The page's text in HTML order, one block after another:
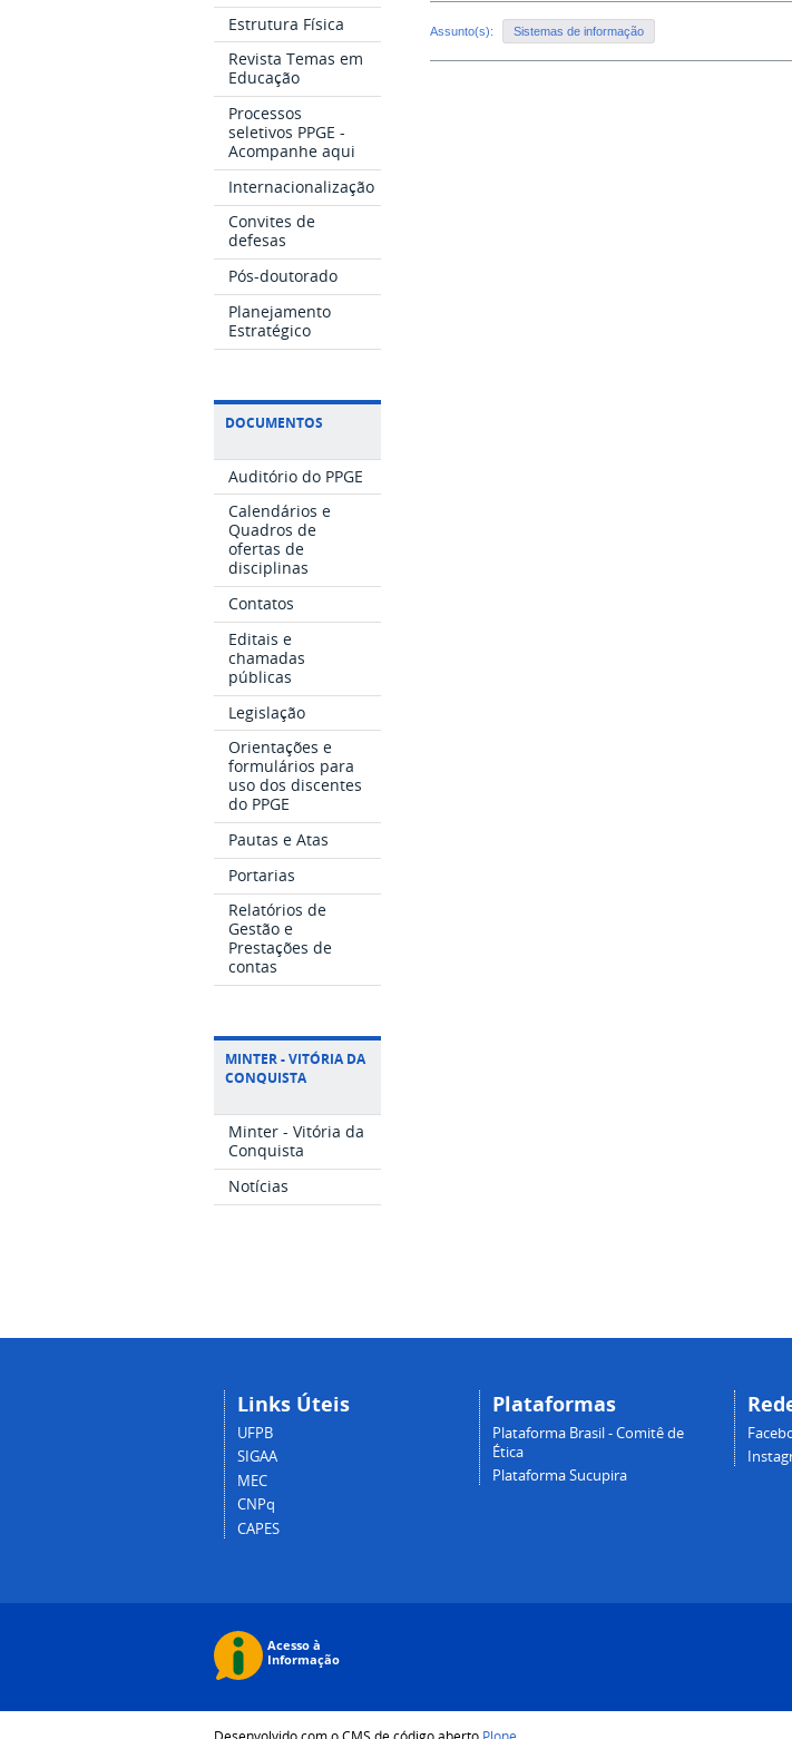
Estrutura Física
Revista Temas em
Educação
Processos
seletivos PPGE -
Acompanhe aqui
Internacionalização
Convites de
defesas
Pós-doutorado
Planejamento
Estratégico
DOCUMENTOS
Auditório do PPGE
Calendários e
Quadros de
ofertas de
disciplinas
Contatos
Editais e
chamadas
públicas
Legislação
Orientações e
formulários para
uso dos discentes
do PPGE
Pautas e Atas
Portarias
Relatórios de
Gestão e
Prestações de
contas
MINTER - VITÓRIA DA
CONQUISTA
Minter - Vitória da
Conquista
Notícias
Assunto(s): Sistemas de informação
Links Úteis
UFPB
SIGAA
MEC
CNPq
CAPES
Plataformas
Plataforma Brasil - Comitê de
Ética
Plataforma Sucupira
Desenvolvido com o CMS de código aberto Plone